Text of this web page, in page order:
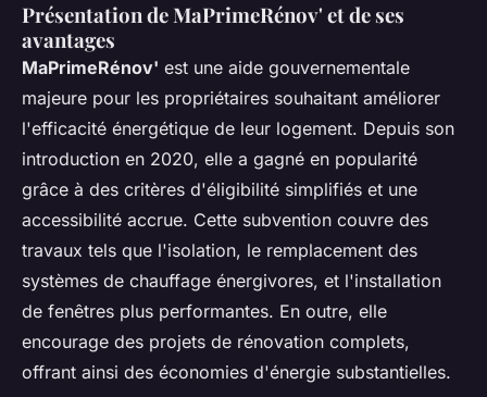
Présentation de MaPrimeRénov' et de ses
avantages
MaPrimeRénov' est une aide gouvernementale
majeure pour les propriétaires souhaitant améliorer
l'efficacité énergétique de leur logement. Depuis son
introduction en 2020, elle a gagné en popularité
grâce à des critères d'éligibilité simplifiés et une
accessibilité accrue. Cette subvention couvre des
travaux tels que l'isolation, le remplacement des
systèmes de chauffage énergivores, et l'installation
de fenêtres plus performantes. En outre, elle
encourage des projets de rénovation complets,
offrant ainsi des économies d'énergie substantielles.